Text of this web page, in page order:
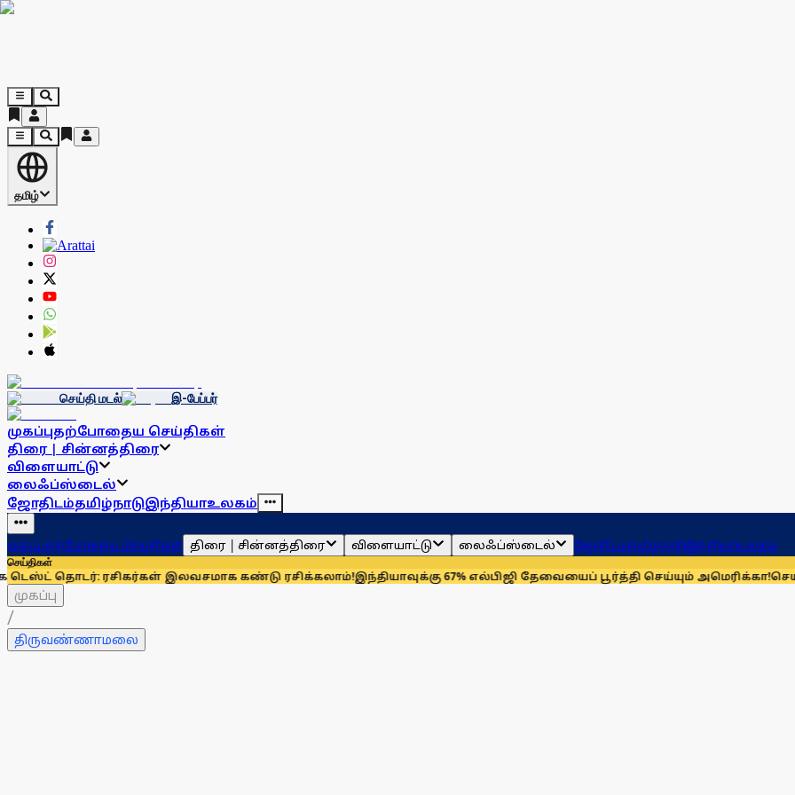
தமிழ்
செய்தி மடல் இ-பேப்பர்
முகப்புதற்போதைய செய்திகள்
திரை | சின்னத்திரை
விளையாட்டு
லைஃப்ஸ்டைல்
ஜோதிடம்தமிழ்நாடுஇந்தியாஉலகம்
முகப்புதற்போதைய செய்திகள் திரை | சின்னத்திரை விளையாட்டு லைஃப்ஸ்டைல் ஜோதிடம்தமிழ்நாடுஇந்தியாஉலகம்
செய்திகள்
ரசிகர்கள் இலவசமாக கண்டு ரசிக்கலாம்!இந்தியாவுக்கு 67% எல்பிஜி தேவையைப் பூர்த்தி செய்யும் அமெரிக்கா!செயின்ட்
முகப்பு
/
திருவண்ணாமலை